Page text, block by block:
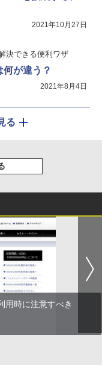
2021年10月27日
決できる便利ワザ
が違う？
2021年8月4日
る
用時に注意すべき